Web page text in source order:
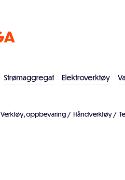
Strømaggregat Elektroverktøy
Verktøy, oppbevaring / Håndverktøy /